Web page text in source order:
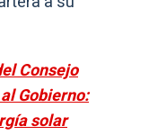
Consejo
Gobierno:
solar